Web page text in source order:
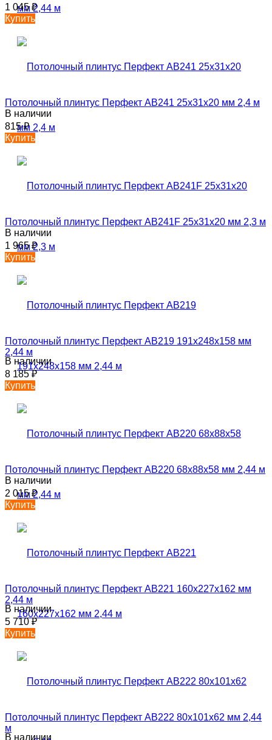
1 045₽
Купить
Потолочный плинтус Перфект AB241 25х31х20 мм 2,4 м
В наличии
815₽
Купить
Потолочный плинтус Перфект AB241F 25х31х20 мм 2,3 м
В наличии
1 965₽
Купить
Потолочный плинтус Перфект AB219 191х248х158 мм
2,44 м
В наличии
8 185₽
Купить
Потолочный плинтус Перфект AB220 68х88х58 мм 2,44 м
В наличии
2 015₽
Купить
Потолочный плинтус Перфект AB221 160х227х162 мм
2,44 м
В наличии
5 710₽
Купить
Потолочный плинтус Перфект AB222 80х101х62 мм 2,44
м
В наличии